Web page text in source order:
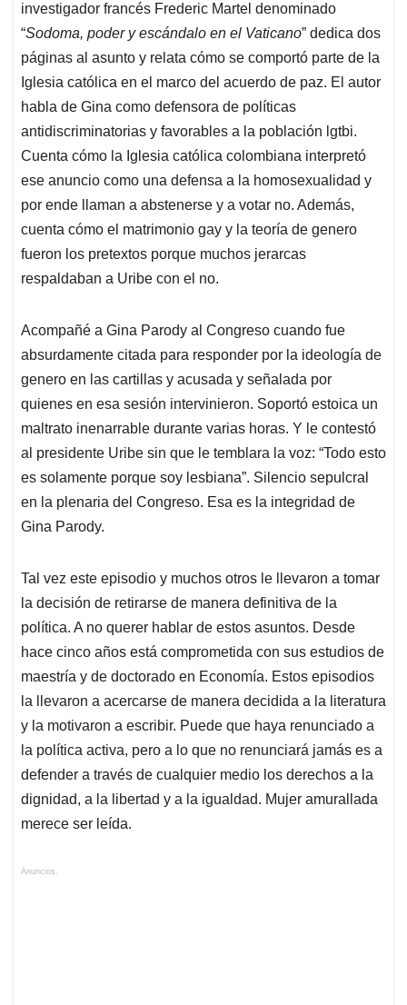
investigador francés Frederic Martel denominado
“Sodoma, poder y escándalo en el Vaticano” dedica dos
páginas al asunto y relata cómo se comportó parte de la
Iglesia católica en el marco del acuerdo de paz. El autor
habla de Gina como defensora de políticas
antidiscriminatorias y favorables a la población lgtbi.
Cuenta cómo la Iglesia católica colombiana interpretó
ese anuncio como una defensa a la homosexualidad y
por ende llaman a abstenerse y a votar no. Además,
cuenta cómo el matrimonio gay y la teoría de genero
fueron los pretextos porque muchos jerarcas
respaldaban a Uribe con el no.
Acompañé a Gina Parody al Congreso cuando fue
absurdamente citada para responder por la ideología de
genero en las cartillas y acusada y señalada por
quienes en esa sesión intervinieron. Soportó estoica un
maltrato inenarrable durante varias horas. Y le contestó
al presidente Uribe sin que le temblara la voz: “Todo esto
es solamente porque soy lesbiana”. Silencio sepulcral
en la plenaria del Congreso. Esa es la integridad de
Gina Parody.
Tal vez este episodio y muchos otros le llevaron a tomar
la decisión de retirarse de manera definitiva de la
política. A no querer hablar de estos asuntos. Desde
hace cinco años está comprometida con sus estudios de
maestría y de doctorado en Economía. Estos episodios
la llevaron a acercarse de manera decidida a la literatura
y la motivaron a escribir. Puede que haya renunciado a
la política activa, pero a lo que no renunciará jamás es a
defender a través de cualquier medio los derechos a la
dignidad, a la libertad y a la igualdad. Mujer amurallada
merece ser leída.
Anuncios.